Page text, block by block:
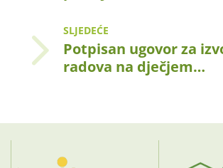
SLJEDEĆE
Potpisan ugovor za
radova na dječjem…